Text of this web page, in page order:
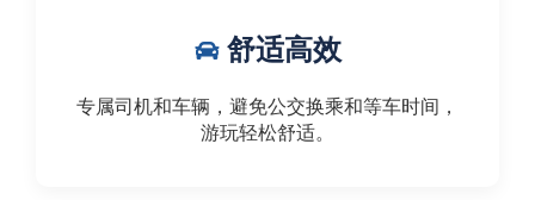
舒适高效
专属司机和车辆，避免公交换乘和等车时间，
游玩轻松舒适。